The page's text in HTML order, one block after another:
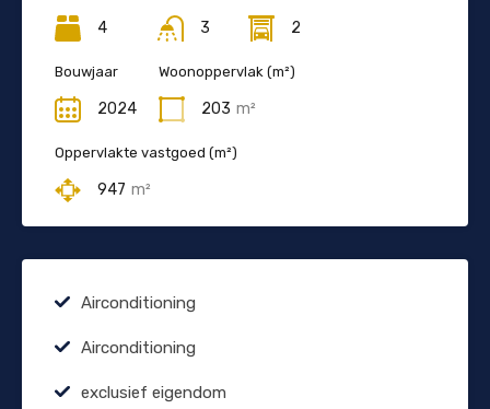
4 3 2
Bouwjaar
2024
Woonoppervlak (m²)
203 m²
Oppervlakte vastgoed (m²)
947 m²
Airconditioning
Airconditioning
exclusief eigendom